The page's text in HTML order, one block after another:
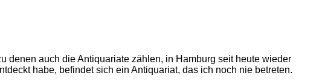
denen auch die Antiquariate zählen, in Hamburg seit heute wieder
habe, befindet sich ein Antiquariat, das ich noch nie betreten.